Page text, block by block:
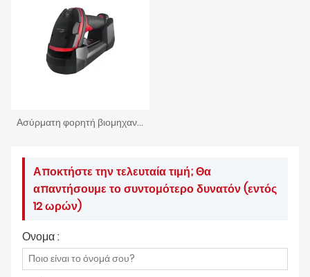
Ασύρματη φορητή βιομηχανική συσκευή ανάγνωσης κωδικών DPM
Αποκτήστε την τελευταία τιμή; Θα
απαντήσουμε το συντομότερο δυνατόν (εντός
12 ωρών)
Ονομα :